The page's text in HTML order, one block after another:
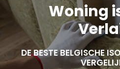
Woning
DE BESTE BELGISCHE